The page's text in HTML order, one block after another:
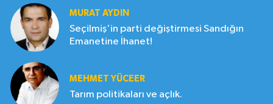
MURAT AYDIN
Seçilmiş'in parti değiştirmesi Sandığın
Emanetine İhanet!
MEHMET YÜCEER
Tarım politikaları ve açlık.